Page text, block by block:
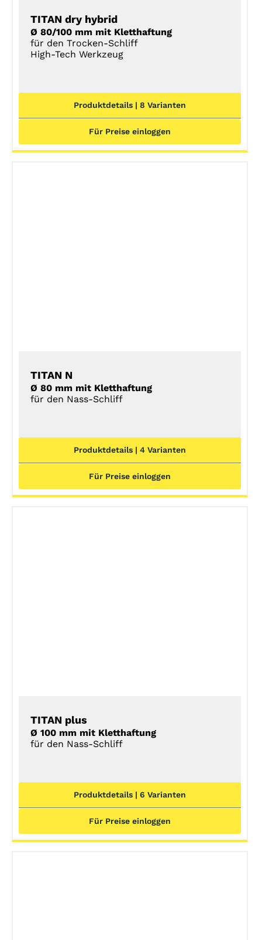
TITAN dry hybrid
Ø 80/100 mm mit Kletthaftung
für den Trocken-Schliff
High-Tech Werkzeug
Produktdetails | 8 Varianten
Für Preise einloggen
TITAN N
Ø 80 mm mit Kletthaftung
für den Nass-Schliff
Produktdetails | 4 Varianten
Für Preise einloggen
TITAN plus
Ø 100 mm mit Kletthaftung
für den Nass-Schliff
Produktdetails | 6 Varianten
Für Preise einloggen